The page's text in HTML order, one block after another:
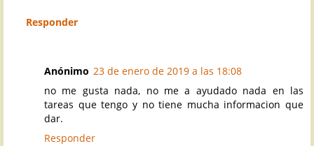
Responder
Anónimo 23 de enero de 2019 a las 18:08
no me gusta nada, no me a ayudado nada en las
tareas que tengo y no tiene mucha informacion que
dar.
Responder